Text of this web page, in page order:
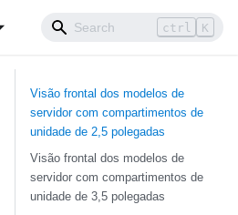
ctrl K
Visão frontal dos modelos de
servidor com compartimentos de
unidade de 2,5 polegadas
Visão frontal dos modelos de
servidor com compartimentos de
unidade de 3,5 polegadas